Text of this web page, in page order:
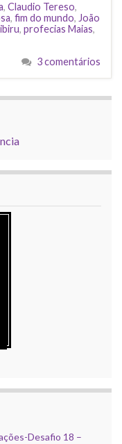
, Claudio Tereso,
, fim do mundo, João
, profecias Maias,
3 comentários
Desafio 18 –